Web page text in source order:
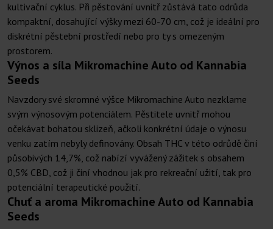
kultivační cyklus. Při pěstování uvnitř zůstává tato odrůda
kompaktní, dosahující výšky mezi 60-70 cm, což je ideální pro
diskrétní pěstební prostředí nebo pro ty s omezeným
prostorem.
Výnos a síla Mikromachine Auto od Kannabia
Seeds
Navzdory své skromné výšce Mikromachine Auto nezklame
svým výnosovým potenciálem. Pěstitele uvnitř mohou
očekávat bohatou sklizeň, ačkoli konkrétní údaje o výnosu
venku zatím nebyly definovány. Obsah THC v této odrůdě činí
působivých 14,7%, což nabízí vyvážený zážitek s obsahem
0,5% CBD, což ji činí vhodnou jak pro rekreační užití, tak pro
potenciální terapeutické použití.
Chuť a aroma Mikromachine Auto od Kannabia
Seeds